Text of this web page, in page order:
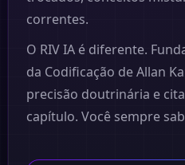
correntes.
O RIV IA é diferente.
da Codificação de Allan
precisão doutrinária e
capítulo. Você sempre